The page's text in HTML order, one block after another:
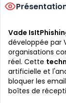
Vade
développée par
organisations
réel. Cette
artificielle et
bloquer les
boîtes de